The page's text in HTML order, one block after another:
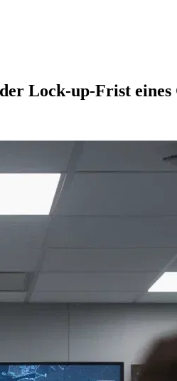
Lock-up-Frist eines